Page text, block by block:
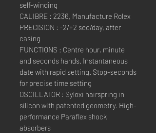
self-winding
CALIBRE : 2236, Manufacture Rolex
PRECISION : -2/+2 sec/day, after
casing
FUNCTIONS : Centre hour, minute
and seconds hands. Instantaneous
date with rapid setting. Stop-seconds
for precise time setting
OSCILLATOR : Syloxi hairspring in
silicon with patented geometry. High-
performance Paraflex shock
absorbers